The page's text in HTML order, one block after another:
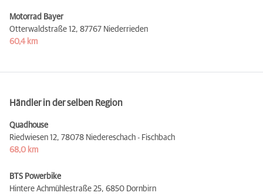
Motorrad Bayer
Otterwaldstraße 12, 87767 Niederrieden
60,4 km
Händler in der selben Region
Quadhouse
Riedwiesen 12, 78078 Niedereschach - Fischbach
68,0 km
BTS Powerbike
Hintere Achmühlestraße 25, 6850 Dornbirn